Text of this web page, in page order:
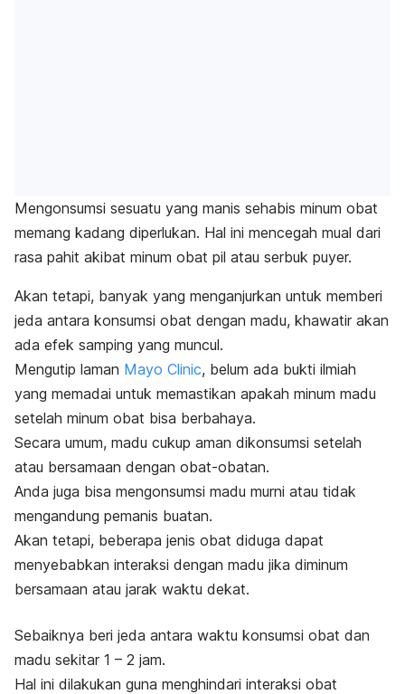
Mengonsumsi sesuatu yang manis sehabis minum obat
memang kadang diperlukan. Hal ini mencegah mual dari
rasa pahit akibat minum obat pil atau serbuk puyer.
Akan tetapi, banyak yang menganjurkan untuk memberi
jeda antara konsumsi obat dengan madu, khawatir akan
ada efek samping yang muncul.
Mengutip laman Mayo Clinic, belum ada bukti ilmiah
yang memadai untuk memastikan apakah minum madu
setelah minum obat bisa berbahaya.
Secara umum, madu cukup aman dikonsumsi setelah
atau bersamaan dengan obat-obatan.
Anda juga bisa mengonsumsi madu murni atau tidak
mengandung pemanis buatan.
Akan tetapi, beberapa jenis obat diduga dapat
menyebabkan interaksi dengan madu jika diminum
bersamaan atau jarak waktu dekat.
Sebaiknya beri jeda antara waktu konsumsi obat dan
madu sekitar 1 – 2 jam.
Hal ini dilakukan guna menghindari interaksi obat